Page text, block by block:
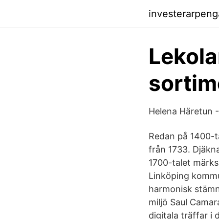
Helena Häretun
Redan på
från 1733.
1700-talet
Linköping
harmonisk
miljö Saul
digitala träffar i